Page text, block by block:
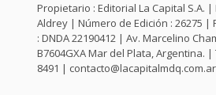
Propietario : Editorial La Capital S.A.
Aldrey | Número de Edición : 26275 |
: DNDA 22190412 | Av. Marcelino
B7604GXA Mar del Plata, Argentina.
8491 | contacto@lacapitalmdq.com.ar